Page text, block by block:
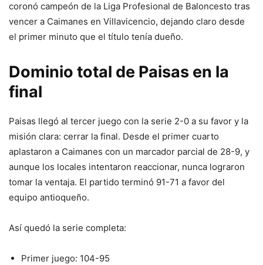
coronó campeón de la Liga Profesional de Baloncesto tras
vencer a Caimanes en Villavicencio, dejando claro desde
el primer minuto que el título tenía dueño.
Dominio total de Paisas en la
final
Paisas llegó al tercer juego con la serie 2-0 a su favor y la
misión clara: cerrar la final. Desde el primer cuarto
aplastaron a Caimanes con un marcador parcial de 28-9, y
aunque los locales intentaron reaccionar, nunca lograron
tomar la ventaja. El partido terminó 91-71 a favor del
equipo antioqueño.
Así quedó la serie completa:
Primer juego: 104-95